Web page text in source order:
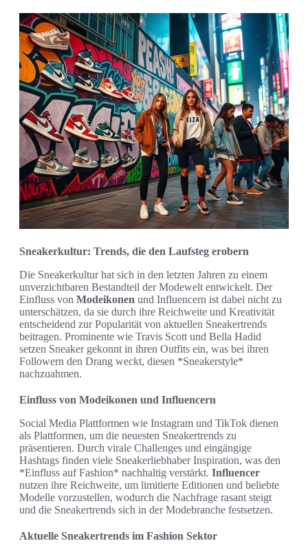
Sneakerkultur: Trends, die den Laufsteg erobern
Die Sneakerkultur hat sich in den letzten Jahren zu einem
unverzichtbaren Bestandteil der Modewelt entwickelt. Der
Einfluss von Modeikonen und Influencern ist dabei nicht zu
unterschätzen, da sie durch ihre Reichweite und Kreativität
entscheidend zur Popularität von aktuellen Sneakertrends
beitragen. Prominente wie Travis Scott und Bella Hadid
setzen Sneaker gekonnt in ihren Outfits ein, was bei ihren
Followern den Drang weckt, diesen *Sneakerstyle*
nachzuahmen.
Einfluss von Modeikonen und Influencern
Social Media Plattformen wie Instagram und TikTok dienen
als Plattformen, um die neuesten Sneakertrends zu
präsentieren. Durch virale Challenges und eingängige
Hashtags finden viele Sneakerliebhaber Inspiration, was den
*Einfluss auf Fashion* nachhaltig verstärkt. Influencer
nutzen ihre Reichweite, um limitierte Editionen und beliebte
Modelle vorzustellen, wodurch die Nachfrage rasant steigt
und die Sneakertrends sich in der Modebranche festsetzen.
Aktuelle Sneakertrends im Fashion Sektor